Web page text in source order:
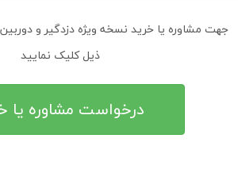
جهت مشاوره یا خرید نسخه ویژه دزدگیر و
ذیل کلیک نمایید
درخواست مشاوره یا